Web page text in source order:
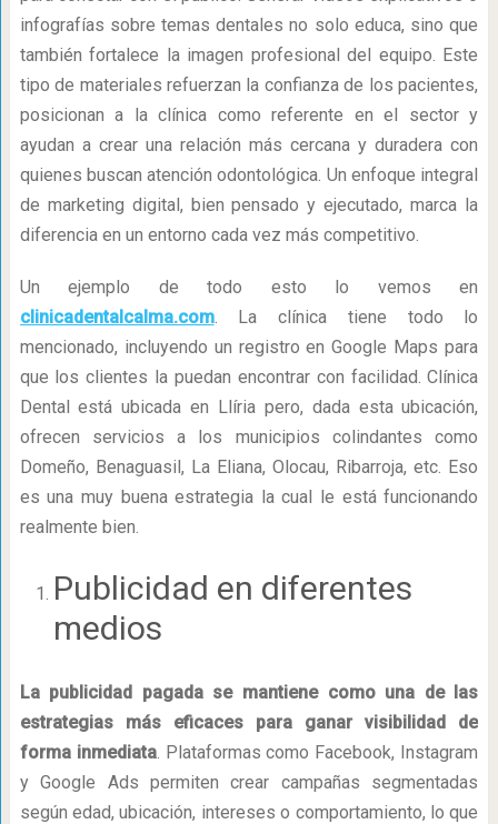
infografías sobre temas dentales no solo educa, sino que
también fortalece la imagen profesional del equipo. Este
tipo de materiales refuerzan la confianza de los pacientes,
posicionan a la clínica como referente en el sector y
ayudan a crear una relación más cercana y duradera con
quienes buscan atención odontológica. Un enfoque integral
de marketing digital, bien pensado y ejecutado, marca la
diferencia en un entorno cada vez más competitivo.
Un ejemplo de todo esto lo vemos en
clinicadentalcalma.com. La clínica tiene todo lo
mencionado, incluyendo un registro en Google Maps para
que los clientes la puedan encontrar con facilidad. Clínica
Dental está ubicada en Llíria pero, dada esta ubicación,
ofrecen servicios a los municipios colindantes como
Domeño, Benaguasil, La Eliana, Olocau, Ribarroja, etc. Eso
es una muy buena estrategia la cual le está funcionando
realmente bien.
Publicidad en diferentes
medios
La publicidad pagada se mantiene como una de las
estrategias más eficaces para ganar visibilidad de
forma inmediata. Plataformas como Facebook, Instagram
y Google Ads permiten crear campañas segmentadas
según edad, ubicación, intereses o comportamiento, lo que